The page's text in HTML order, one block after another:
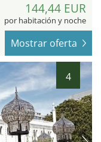
144,44 EUR
por habitación y noche
Mostrar oferta
4